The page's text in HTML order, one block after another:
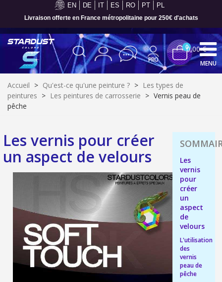
EN DE IT ES RO PT PL
Livraison offerte en France métropolitaine pour 250€ d'achats
Inscription à la newsletter : 5€ de réduction
Livraison sous 24 h en France Métropolitaine
Livraison offerte en France métropolitaine pour 250€ d'achats
Paiement en 4x sans frais dès 30€ d'achats
Votre devis en ligne en moins d'1 minute
00,00 €
MENU
Accueil > Qu'est-ce qu'une peinture ? > Les types de
peintures > Les peintures de carrosserie > Vernis peau de
pêche
Les vernis pour créer
un aspect de velours
Les
vernis
pour
créer
un
aspect
de
velours
L'utilisation
des
vernis
peau de
pêche